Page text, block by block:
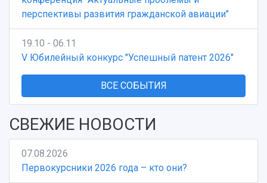
перспективы развития гражданской авиации"
19.10 - 06.11
V Юбилейный конкурс "Успешный патент 2026"
ВСЕ СОБЫТИЯ
СВЕЖИЕ НОВОСТИ
07.08.2026
Первокурсники 2026 года – кто они?